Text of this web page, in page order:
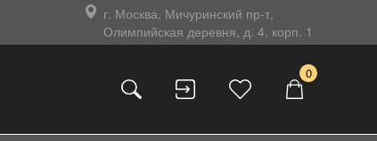
г. Москва, Мичуринский пр-т,
Олимпийская деревня, д. 4, корп. 1
0